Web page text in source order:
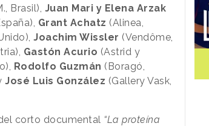
Brasil), Juan Mari y Elena Arzak
Grant Achatz (Alinea,
Joachim Wissler (Vendôme,
Gastón Acurio (Astrid y
Rodolfo Guzmán (Boragó,
José Luis González (Gallery Vask,
corto documental “La proteína